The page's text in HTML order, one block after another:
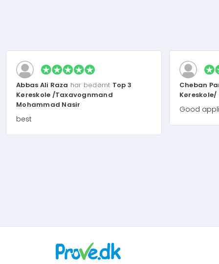
Abbas Ali Raza har bedømt Top 3
Køreskole /Taxavognmand
Mohammad Nasir
best
Cheban
Køreskole/
Good